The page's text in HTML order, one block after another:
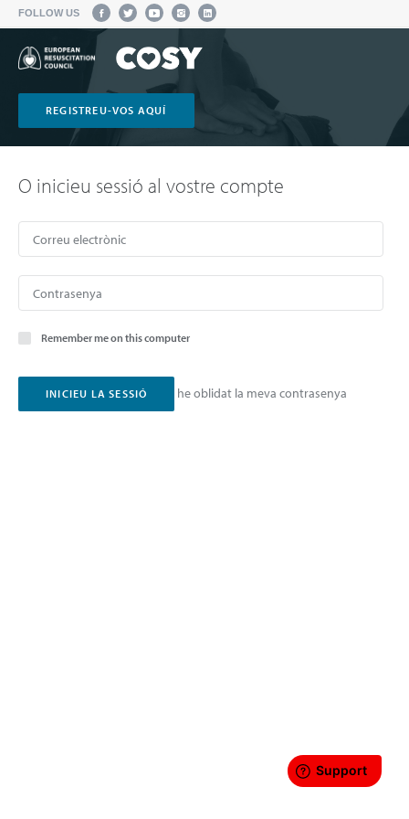
FOLLOW US
REGISTREU-VOS AQUÍ
O inicieu sessió al vostre compte
Remember me on this computer
he oblidat la meva contrasenya